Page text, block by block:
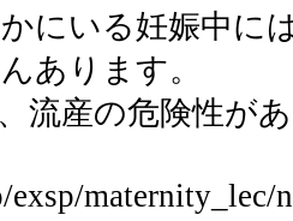
にいる妊娠中に
あります。
流産の危険性が
exsp/